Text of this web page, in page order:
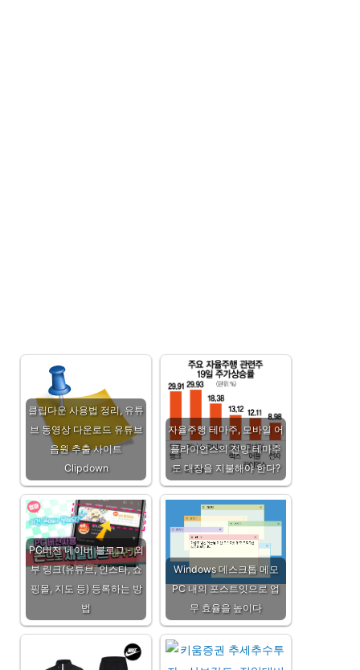
클립다운 사용법 정리, 유튜
브 동영상 다운로드 유튜브
음원 추출 사이트
Clipdown
자율주행 테마주, 모바일 어
플라이언스의 전망 테마주
도 대장을 지불해야 한다?
PC버전 네이버 블로그 - 외
부 링크(유튜브, 인스타, 쇼
핑몰, 지도 등) 등록하는 방
법
Windows 데스크톱 메모
PC 내의 포스트잇으로 업
무 효율을 높이다